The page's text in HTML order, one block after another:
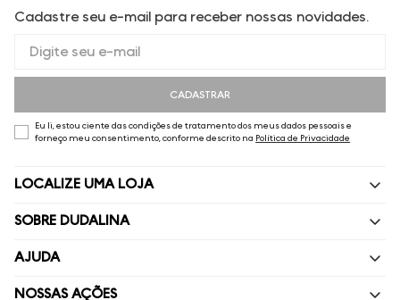
Cadastre seu e-mail para receber nossas novidades.
CADASTRAR
Eu li, estou ciente das condições de tratamento dos meus dados pessoais e
forneço meu consentimento, conforme descrito na Política de Privacidade
LOCALIZE UMA LOJA
SOBRE DUDALINA
Quem Somos
Nossas Lojas
AJUDA
Perguntas Frequentes
NOSSAS AÇÕES